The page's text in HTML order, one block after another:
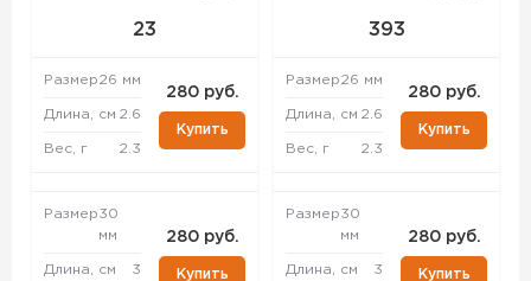
23
Размер26 мм
Длина, см 2.6
Вес, г 2.3
280 руб.
Купить
Размер30
мм
Длина, см 3
280 руб.
Купить
393
Размер26 мм
Длина, см 2.6
Вес, г 2.3
280 руб.
Купить
Размер30
мм
Длина, см 3
280 руб.
Купить